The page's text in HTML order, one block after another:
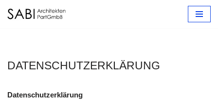
DATENSCHUTZERKLÄRUNG
Datenschutzerklärung